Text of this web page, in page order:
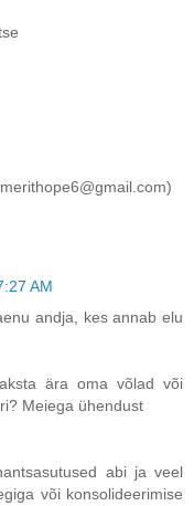
AM
andja, kes annab elu
ära oma võlad või
Meiega ühendust
abi ja veel
või konsolideerimise